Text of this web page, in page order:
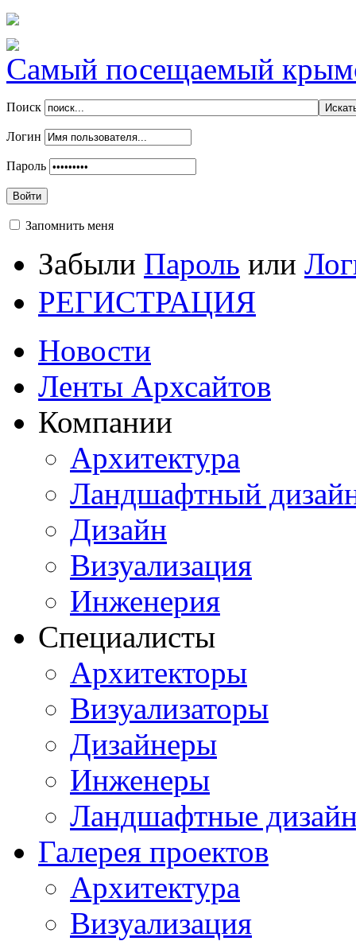
Самый посещаемый
Поиск
Логин
Пароль
Войти
Запомнить меня
Забыли Пароль или
РЕГИСТРАЦИЯ
Новости
Ленты Архсайтов
Компании
Архитектура
Ландшафтный
Дизайн
Визуализация
Инженерия
Специалисты
Архитекторы
Визуализаторы
Дизайнеры
Инженеры
Ландшафтные
Галерея проектов
Архитектура
Визуализация